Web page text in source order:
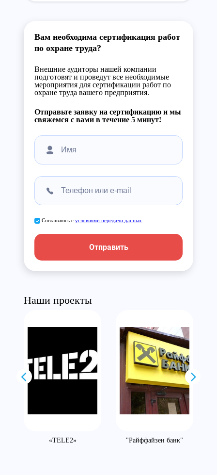
Вам необходима сертификация работ
по охране труда?
Внешние аудиторы нашей компании
подготовят и проведут все необходимые
мероприятия для сертификации работ по
охране труда вашего предприятия.
Отправьте заявку на сертификацию и мы
свяжемся с вами в течение 5 минут!
Соглашаюсь с условиями передачи данных
Отправить
Наши проекты
«TELE2» "Райффайзен банк"